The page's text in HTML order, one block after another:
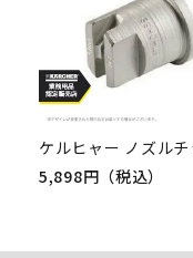
5,898円（税込）